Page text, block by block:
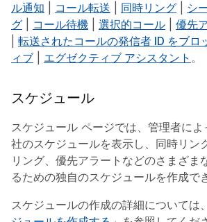
ル通知
コール転送 同時リング
シ
グ
コール待機 選択的コール 優先
転送されたコールの発信者 ID をブロ
ィブ
エグゼクティブ アシスタント 。
スケジュール
スケジュール ページでは、管理者に
社のスケジュールを表示し、同時リン
リング、優先アラートなどのさまざま
るための独自のスケジュールを作成で
スケジュールの作成の詳細については